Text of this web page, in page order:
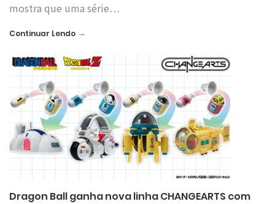
mostra que uma série…
Continuar Lendo →
Dragon Ball ganha nova linha CHANGEARTS com